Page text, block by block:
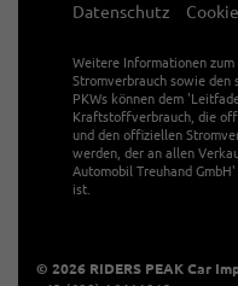
Datenschutz
Weitere Informationen
Stromverbrauch sowie den
PKWs können dem
Kraftstoffverbrauch, die
und den offiziellen
werden, der an allen
Automobil Treuhand
ist.
© 2026 RIDERS PEAK Car